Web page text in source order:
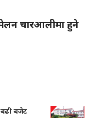
चारआलीमा हुने
बढी बजेट